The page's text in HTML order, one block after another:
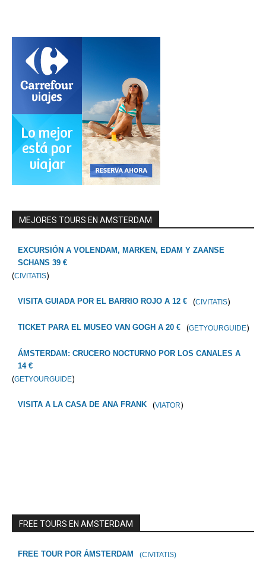
MEJORES TOURS EN AMSTERDAM
EXCURSIÓN A VOLENDAM, MARKEN, EDAM Y ZAANSE
SCHANS 39 €
(CIVITATIS)
VISITA GUIADA POR EL BARRIO ROJO A 12 € (CIVITATIS)
TICKET PARA EL MUSEO VAN GOGH A 20 € (GETYOURGUIDE)
ÁMSTERDAM: CRUCERO NOCTURNO POR LOS CANALES A
14 €
(GETYOURGUIDE)
VISITA A LA CASA DE ANA FRANK (VIATOR)
FREE TOURS EN AMSTERDAM
FREE TOUR POR ÁMSTERDAM (CIVITATIS)